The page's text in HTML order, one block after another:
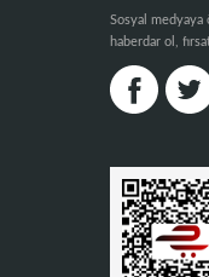
Sosyal
haberdar ol,